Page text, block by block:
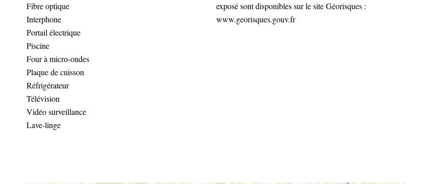
Fibre optique
Interphone
Portail électrique
Piscine
Four à micro-ondes
Plaque de cuisson
Réfrigérateur
Télévision
Vidéo surveillance
Lave-linge
exposé sont disponibles sur le site Géorisques :
www.georisques.gouv.fr